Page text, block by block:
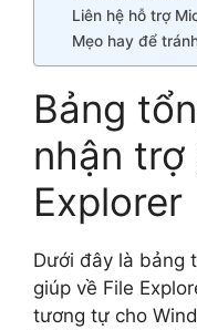
Liên hệ hỗ trợ
Mẹo hay để
Bảng
nhận trợ
Explorer
Dưới đây là bảng
giúp về File
tương tự cho